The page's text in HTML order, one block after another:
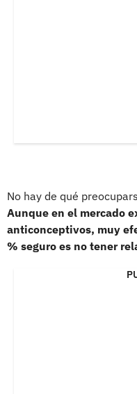
No hay de qué
Aunque en el mercado
anticonceptivos, muy
% seguro es no tener